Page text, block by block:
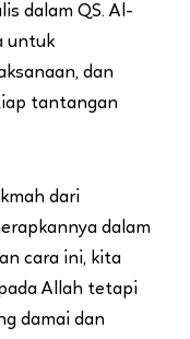
dalam QS. Al-
untuk
dan
tantangan
dari
dalam
cara ini, kita
Allah tetapi
damai dan